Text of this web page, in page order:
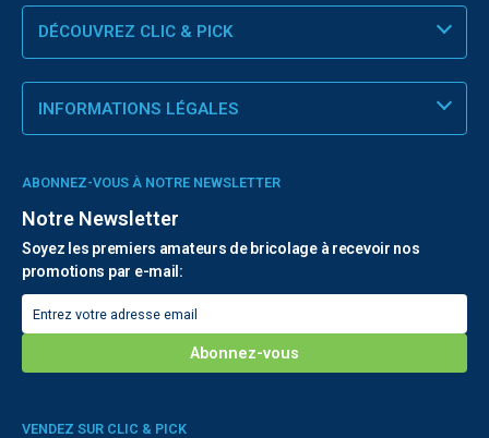
DÉCOUVREZ CLIC & PICK
INFORMATIONS LÉGALES
ABONNEZ-VOUS À NOTRE NEWSLETTER
Notre Newsletter
Soyez les premiers amateurs de bricolage à recevoir nos
promotions par e-mail:
VENDEZ SUR CLIC & PICK